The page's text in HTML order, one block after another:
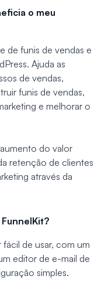
o meu
de funis de vendas e
Ajuda as
de vendas,
funis de vendas,
e melhorar o
do valor
retenção de clientes
através da
de usar, com um
editor de e-mail de
simples.